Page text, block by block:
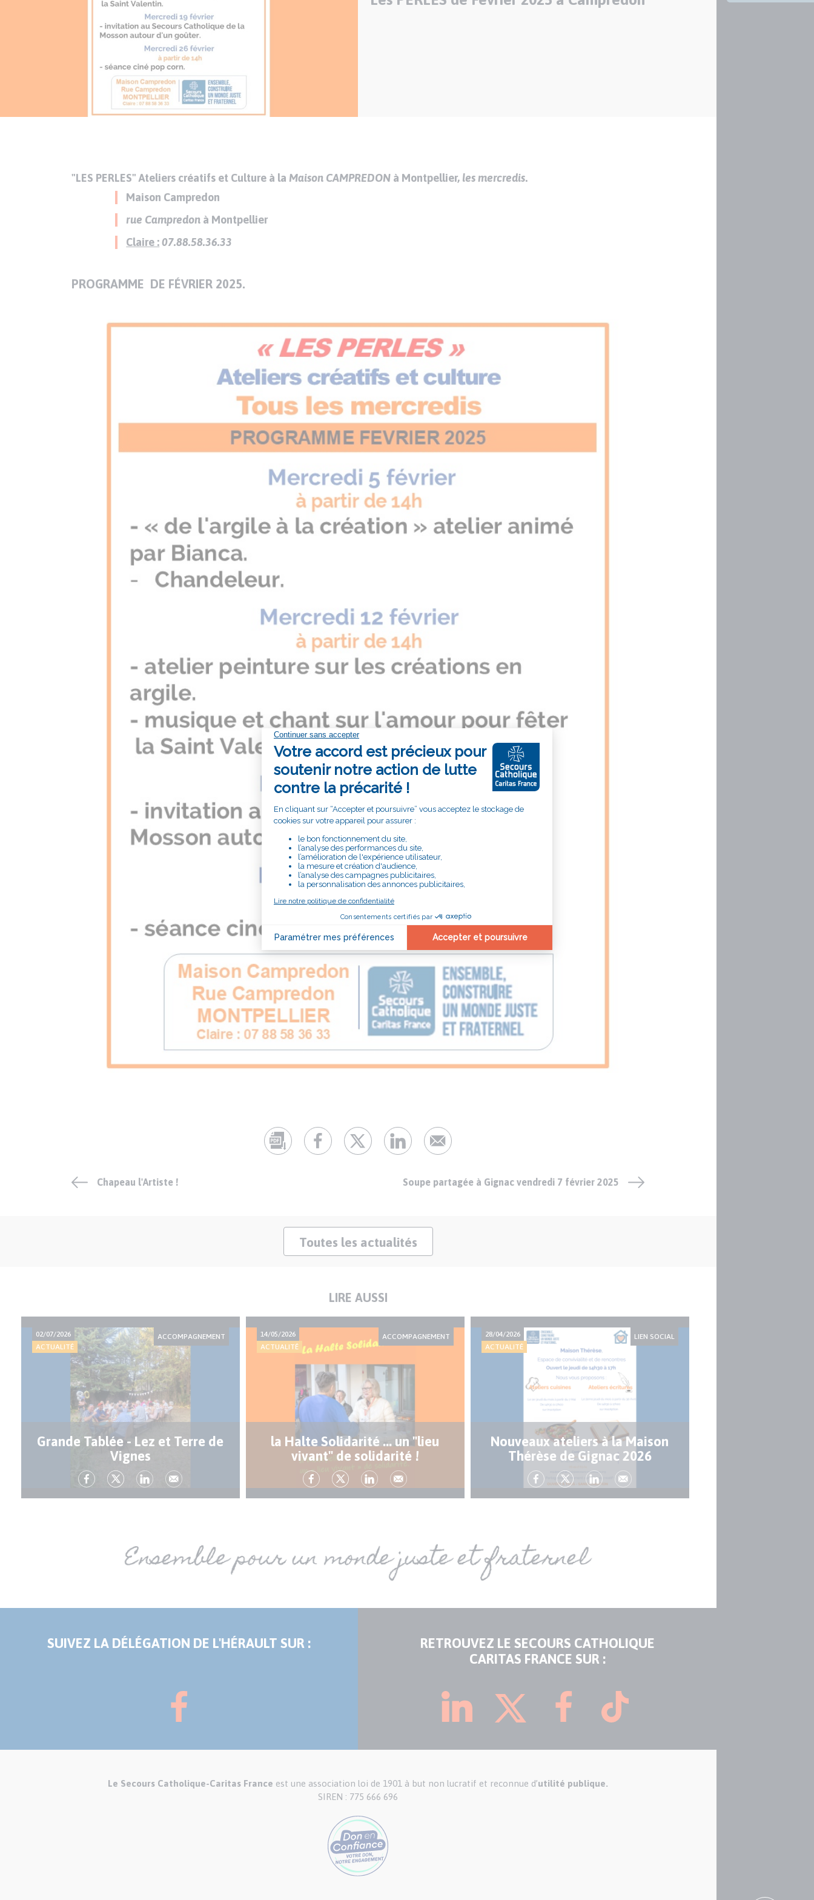
"LES PERLES" Ateliers créatifs et Culture à la Maison CAMPREDON à Montpellier, les mercredis.
Maison Campredon
rue Campredon à Montpellier
Claire : 07.88.58.36.33
PROGRAMME DE FÉVRIER 2025.
Chapeau l'Artiste ! Soupe partagée à Gignac vendredi 7 février 2025
Toutes les actualités
LIRE AUSSI
02/07/2026
ACTUALITÉ
ACCOMPAGNEMENT
Grande Tablée - Lez et Terre de
Vignes
14/05/2026
ACTUALITÉ
ACCOMPAGNEMENT
la Halte Solidarité ... un "lieu
vivant" de solidarité !
28/04/2026
ACTUALITÉ
LIEN SOCIAL
Nouveaux ateliers à la Maison
Thérèse de Gignac 2026
SUIVEZ LA DÉLÉGATION DE L'HÉRAULT SUR :
RETROUVEZ LE SECOURS CATHOLIQUE
CARITAS FRANCE SUR :
Le Secours Catholique-Caritas France est une association loi de 1901 à but non lucratif et reconnue d’utilité publique.
SIREN : 775 666 696